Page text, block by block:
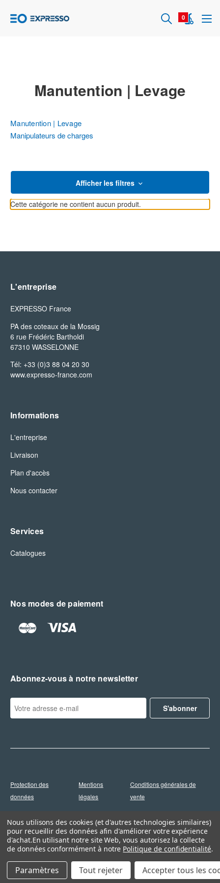
0
Manutention | Levage
Manutention | Levage
Manipulateurs de charges
Afficher les filtres
Cette catégorie ne contient aucun produit.
L'entreprise
EXPRESSO France
PA des coteaux de la Mossig
6 rue Frédéric Bartholdi
67310 WASSELONNE
Tél: +33 (0)3 88 04 20 30
www.expresso-france.com
Informations
L'entreprise
Livraison
Plan d'accès
Nous contacter
Services
Catalogues
Nos modes de paiement
Abonnez-vous à notre newsletter
-
m
l
Protection des
données
Mentions
légales
Conditions générales de
vente
© 2026 EXPRESSO France
Nous utilisons des cookies (et d'autres technologies similaires)
pour recueillir des données afin d'améliorer votre expérience
d'achat.En utilisant notre site Web, vous autorisez la collecte
de données conformément à notre Politique de confidentialité.
Paramètres Tout rejeter Accepter tous les